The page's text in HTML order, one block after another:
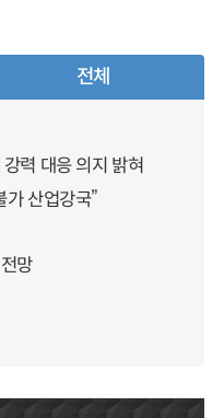
전체
력 대응 의지 밝혀
산업강국”
망